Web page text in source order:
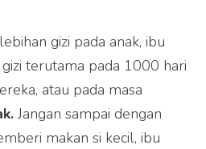
gizi pada anak, ibu
terutama pada 1000 hari
atau pada masa
Jangan sampai dengan
makan si kecil, ibu